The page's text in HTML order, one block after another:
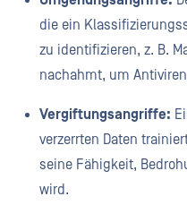
die ein
zu identifizieren, z. B.
nachahmt, um
Vergiftungsangriffe:
verzerrten Daten
seine Fähigkeit,
wird.